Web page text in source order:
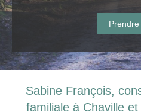
Prendre
Sabine François,
familiale à Chaville